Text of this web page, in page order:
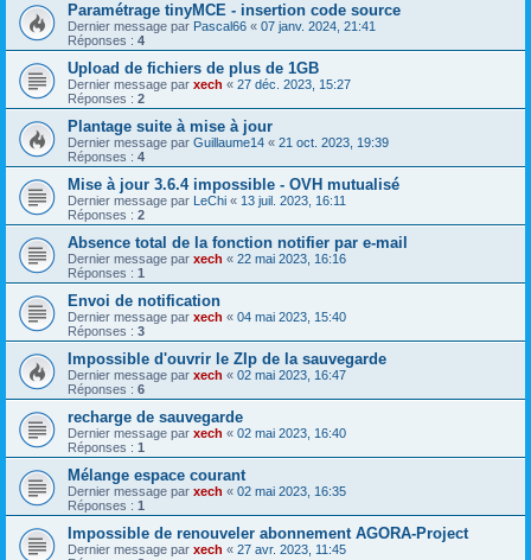
Paramétrage tinyMCE - insertion code source
Dernier message par Pascal66 « 07 janv. 2024, 21:41
Réponses : 4
Upload de fichiers de plus de 1GB
Dernier message par xech « 27 déc. 2023, 15:27
Réponses : 2
Plantage suite à mise à jour
Dernier message par Guillaume14 « 21 oct. 2023, 19:39
Réponses : 4
Mise à jour 3.6.4 impossible - OVH mutualisé
Dernier message par LeChi « 13 juil. 2023, 16:11
Réponses : 2
Absence total de la fonction notifier par e-mail
Dernier message par xech « 22 mai 2023, 16:16
Réponses : 1
Envoi de notification
Dernier message par xech « 04 mai 2023, 15:40
Réponses : 3
Impossible d'ouvrir le ZIp de la sauvegarde
Dernier message par xech « 02 mai 2023, 16:47
Réponses : 6
recharge de sauvegarde
Dernier message par xech « 02 mai 2023, 16:40
Réponses : 1
Mélange espace courant
Dernier message par xech « 02 mai 2023, 16:35
Réponses : 1
Impossible de renouveler abonnement AGORA-Project
Dernier message par xech « 27 avr. 2023, 11:45